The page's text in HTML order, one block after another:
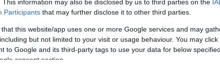
This information may also be disclosed by us to third parties on the
Participants that may further disclose it to other third parties.
that this website/app uses one or more Google services and may
but not limited to your visit or usage behaviour. You may
to Google and its third-party tags to use your data for below
consent section.
-